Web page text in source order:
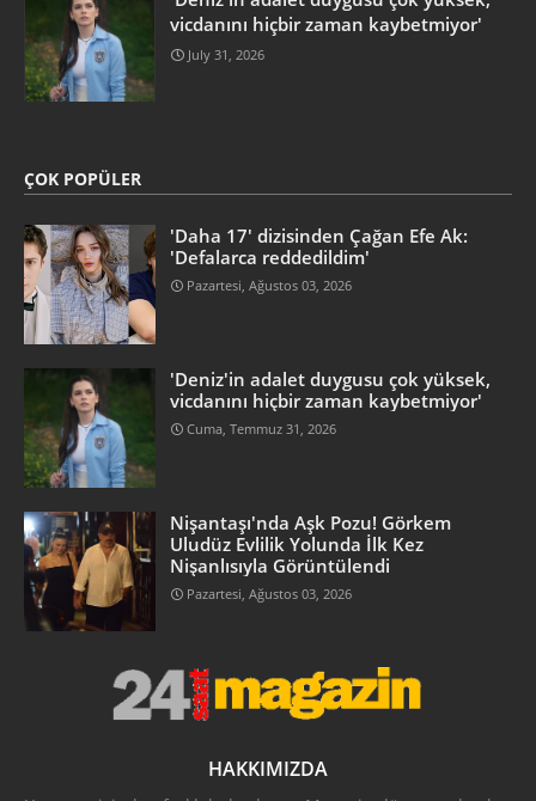
vicdanını hiçbir zaman kaybetmiyor'
July 31, 2026
ÇOK POPÜLER
'Daha 17' dizisinden Çağan Efe Ak:
'Defalarca reddedildim'
Pazartesi, Ağustos 03, 2026
'Deniz'in adalet duygusu çok yüksek,
vicdanını hiçbir zaman kaybetmiyor'
Cuma, Temmuz 31, 2026
Nişantaşı'nda Aşk Pozu! Görkem
Uludüz Evlilik Yolunda İlk Kez
Nişanlısıyla Görüntülendi
Pazartesi, Ağustos 03, 2026
HAKKIMIZDA